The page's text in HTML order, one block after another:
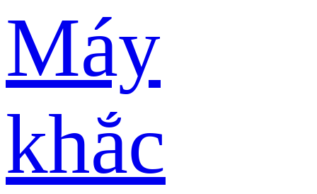
Máy
khắc